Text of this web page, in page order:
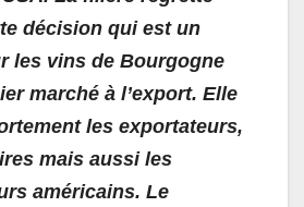
décision qui est un
les vins de Bourgogne
marché à l’export. Elle
les exportateurs,
mais aussi les
américains. Le